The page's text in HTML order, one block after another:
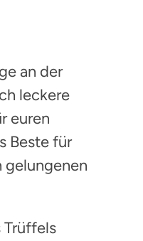
an der
leckere
euren
Beste für
gelungenen
Trüffels